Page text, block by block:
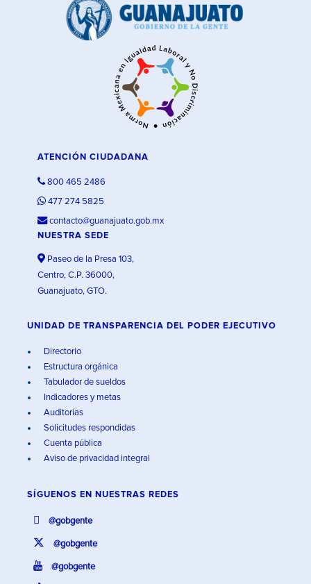
ATENCIÓN CIUDADANA
800 465 2486
477 274 5825
contacto@guanajuato.gob.mx
NUESTRA SEDE
Paseo de la Presa 103,
Centro, C.P. 36000,
Guanajuato, GTO.
UNIDAD DE TRANSPARENCIA DEL PODER EJECUTIVO
Directorio
Estructura orgánica
Tabulador de sueldos
Indicadores y metas
Auditorías
Solicitudes respondidas
Cuenta pública
Aviso de privacidad integral
SÍGUENOS EN NUESTRAS REDES
@gobgente
@gobgente
@gobgente